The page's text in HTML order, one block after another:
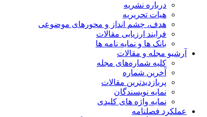
درباره نشریه
هیات تحریریه
هدف، چشم انداز و محورهای موضوعی
فرایند ارزیابی مقالات
بانک ها و نمایه نامه ها
آرشیو مجله و مقالات
کلیه شماره‌های مجله
آخرین شماره
پربازدیدترین مقالات
نمایه نویسندگان
نمایه واژه های کلیدی
عملکرد فصلنامه